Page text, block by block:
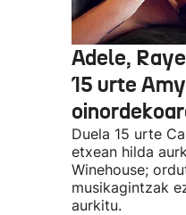
Adele,
15 urte
Duela 15 urte
etxean hilda
Winehouse;
musikagintzak
aurkitu.